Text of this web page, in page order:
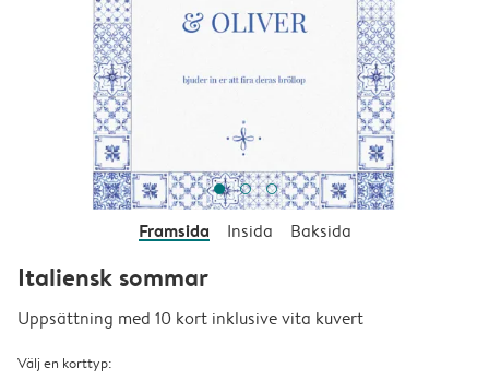
Framsida Insida Baksida
Italiensk sommar
Uppsättning med 10 kort inklusive vita kuvert
Välj en korttyp: